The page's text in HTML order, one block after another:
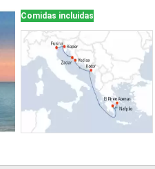
Comidas incluidas